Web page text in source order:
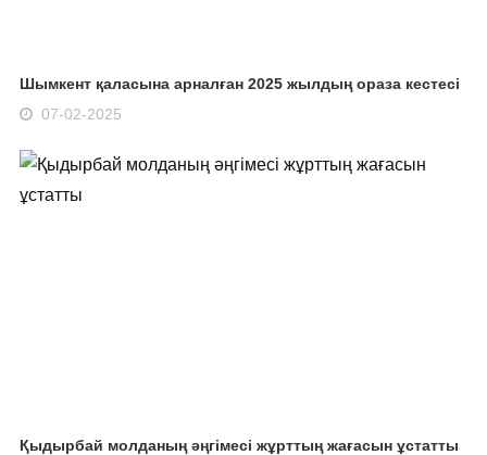
Шымкент қаласына арналған 2025 жылдың ораза кестесі
07-02-2025
Қыдырбай молданың әңгімесі жұрттың жағасын ұстатты